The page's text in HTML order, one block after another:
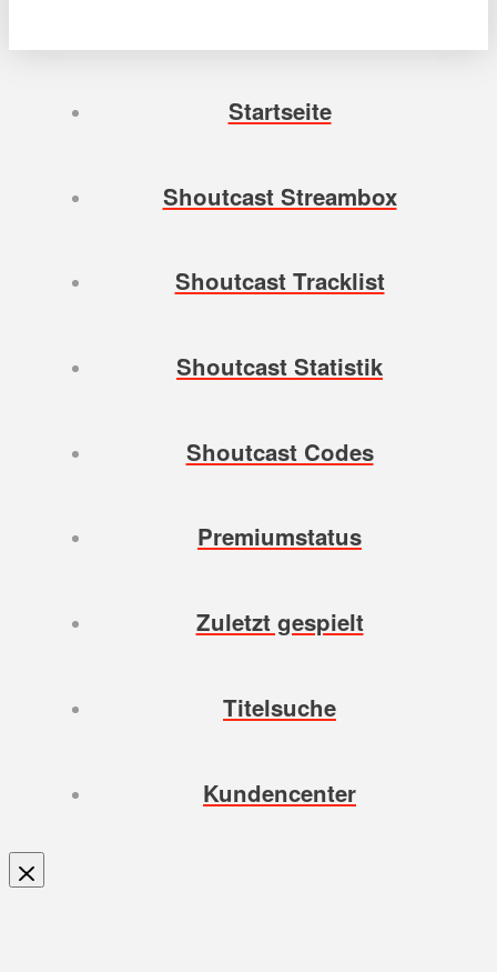
Startseite
Shoutcast Streambox
Shoutcast Tracklist
Shoutcast Statistik
Shoutcast Codes
Premiumstatus
Zuletzt gespielt
Titelsuche
Kundencenter